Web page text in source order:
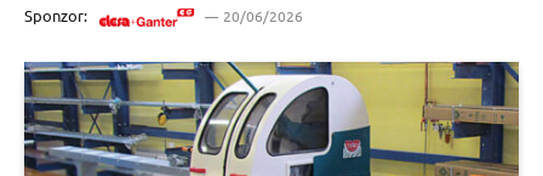
Sponzor: 20/06/2026